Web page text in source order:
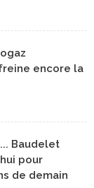
encore la
Baudelet
pour
de demain